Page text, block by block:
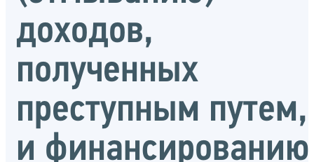
доходов,
полученных
преступным путем,
и финансированию